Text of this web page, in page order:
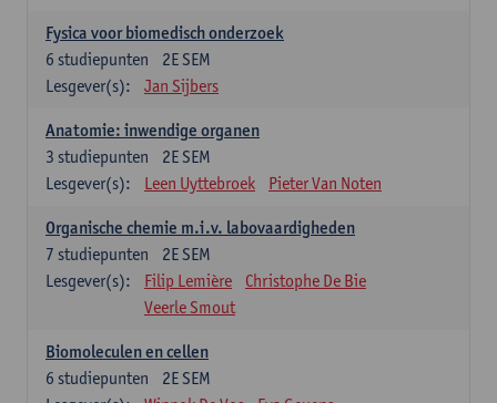
Fysica voor biomedisch onderzoek
2E SEM
6 studiepunten
Lesgever(s):
Jan Sijbers
Anatomie: inwendige organen
2E SEM
3 studiepunten
Lesgever(s):
Leen Uyttebroek Pieter Van Noten
Organische chemie m.i.v. labovaardigheden
2E SEM
7 studiepunten
Lesgever(s):
Filip Lemière
Christophe De Bie
Veerle Smout
Biomoleculen en cellen
2E SEM
6 studiepunten